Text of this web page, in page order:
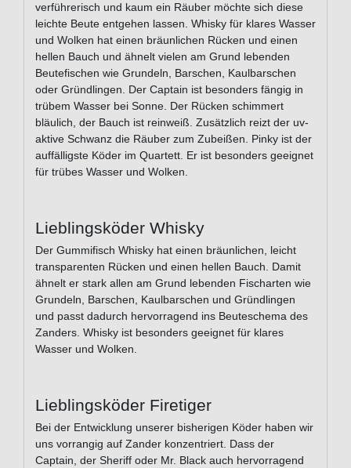
verführerisch und kaum ein Räuber möchte sich diese
leichte Beute entgehen lassen. Whisky für klares Wasser
und Wolken hat einen bräunlichen Rücken und einen
hellen Bauch und ähnelt vielen am Grund lebenden
Beutefischen wie Grundeln, Barschen, Kaulbarschen
oder Gründlingen. Der Captain ist besonders fängig in
trübem Wasser bei Sonne. Der Rücken schimmert
bläulich, der Bauch ist reinweiß. Zusätzlich reizt der uv-
aktive Schwanz die Räuber zum Zubeißen. Pinky ist der
auffälligste Köder im Quartett. Er ist besonders geeignet
für trübes Wasser und Wolken.
Lieblingsköder Whisky
Der Gummifisch Whisky hat einen bräunlichen, leicht
transparenten Rücken und einen hellen Bauch. Damit
ähnelt er stark allen am Grund lebenden Fischarten wie
Grundeln, Barschen, Kaulbarschen und Gründlingen
und passt dadurch hervorragend ins Beuteschema des
Zanders. Whisky ist besonders geeignet für klares
Wasser und Wolken.
Lieblingsköder Firetiger
Bei der Entwicklung unserer bisherigen Köder haben wir
uns vorrangig auf Zander konzentriert. Dass der
Captain, der Sheriff oder Mr. Black auch hervorragend